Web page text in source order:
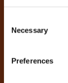
Selection
Necessary
Preferences
of
of